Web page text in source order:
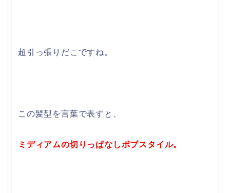
超引っ張りだこですね。
この髪型を言葉で表すと、
ミディアムの切りっぱなしボブスタイル。